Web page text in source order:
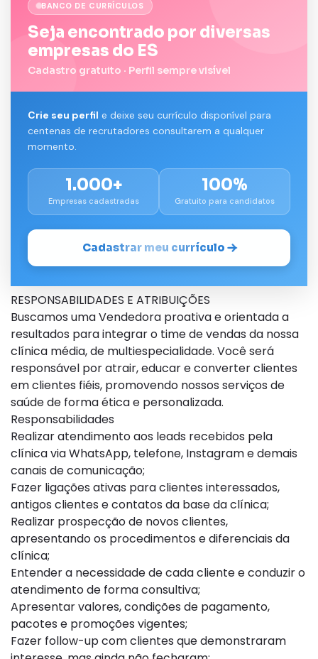
BANCO DE CURRÍCULOS
Seja encontrado por diversas
empresas do ES
Cadastro gratuito · Perfil sempre visível
Crie seu perfil e deixe seu currículo disponível para
centenas de recrutadores consultarem a qualquer
momento.
1.000+
Empresas cadastradas
100%
Gratuito para candidatos
Cadastrar meu currículo
RESPONSABILIDADES E ATRIBUIÇÕES
Buscamos uma Vendedora proativa e orientada a
resultados para integrar o time de vendas da nossa
clínica média, de multiespecialidade. Você será
responsável por atrair, educar e converter clientes
em clientes fiéis, promovendo nossos serviços de
saúde de forma ética e personalizada.
Responsabilidades
Realizar atendimento aos leads recebidos pela
clínica via WhatsApp, telefone, Instagram e demais
canais de comunicação;
Fazer ligações ativas para clientes interessados,
antigos clientes e contatos da base da clínica;
Realizar prospecção de novos clientes,
apresentando os procedimentos e diferenciais da
clínica;
Entender a necessidade de cada cliente e conduzir o
atendimento de forma consultiva;
Apresentar valores, condições de pagamento,
pacotes e promoções vigentes;
Fazer follow-up com clientes que demonstraram